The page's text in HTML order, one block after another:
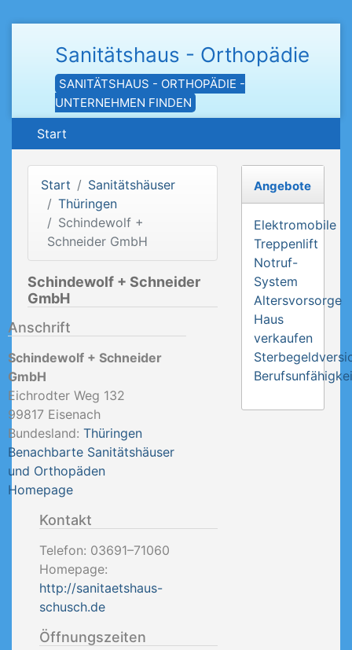
Sanitätshaus - Orthopädie
SANITÄTSHAUS - ORTHOPÄDIE -
UNTERNEHMEN FINDEN
Start
Start
Sanitätshäuser
Thüringen
Schindewolf +
Schneider GmbH
Schindewolf + Schneider
GmbH
Anschrift
Schindewolf + Schneider
GmbH
Eichrodter Weg 132
99817 Eisenach
Bundesland: Thüringen
Benachbarte Sanitätshäuser
und Orthopäden
Homepage
Kontakt
Telefon: 03691–71060
Homepage:
http://sanitaetshaus-
schusch.de
Öffnungszeiten
Angebote
Elektromobile
Treppenlift
Notruf-
System
Altersvorsorge
Haus
verkaufen